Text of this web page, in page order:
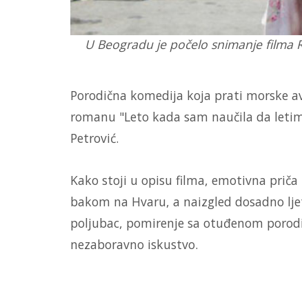
U Beogradu je počelo snimanje filma
Porodična komedija koja prati morske
romanu "Leto kada sam naučila da
Petrović.
Kako stoji u opisu filma, emotivna
bakom na Hvaru, a naizgled dosadno
poljubac, pomirenje sa otuđenom
nezaboravno iskustvo.